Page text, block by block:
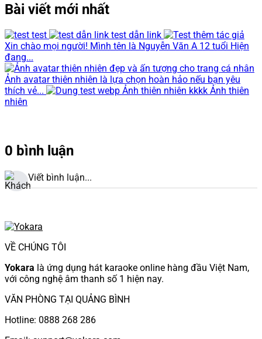
Bài viết mới nhất
test
test dẫn link
Xin chào mọi người! Mình tên là Nguyễn Văn A 12 tuổi Hiện
đang...
Ảnh avatar thiên nhiên là lựa chọn hoàn hảo nếu bạn yêu
thích vẻ...
Ảnh thiên nhiên kkkk Ảnh thiên
nhiên
0 bình luận
Viết bình luận...
VỀ CHÚNG TÔI
Yokara là ứng dụng hát karaoke online hàng đầu Việt Nam,
với công nghệ âm thanh số 1 hiện nay.
VĂN PHÒNG TẠI QUẢNG BÌNH
Hotline: 0888 268 286